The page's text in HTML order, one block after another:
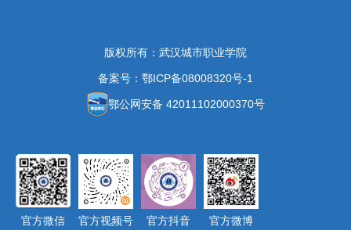
版权所有：武汉城市职业学院
备案号：鄂ICP备08008320号-1
鄂公网安备 42011102000370号
官方微信 官方视频号 官方抖音 官方微博